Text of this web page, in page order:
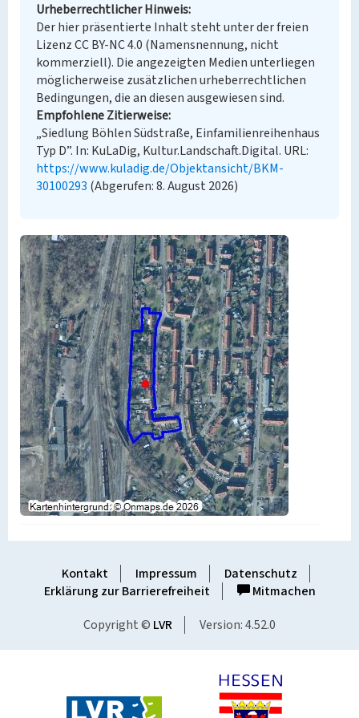
Urheberrechtlicher Hinweis
Der hier präsentierte Inhalt steht unter der freien
Lizenz CC BY-NC 4.0 (Namensnennung, nicht
kommerziell). Die angezeigten Medien unterliegen
möglicherweise zusätzlichen urheberrechtlichen
Bedingungen, die an diesen ausgewiesen sind.
Empfohlene Zitierweise
„Siedlung Böhlen Südstraße, Einfamilienreihenhaus
Typ D”. In: KuLaDig, Kultur.Landschaft.Digital. URL:
https://www.kuladig.de/Objektansicht/BKM-
30100293 (Abgerufen: 8. August 2026)
Kontakt Impressum
Datenschutz
Erklärung zur Barrierefreiheit
Mitmachen
Copyright © LVR Version: 4.52.0